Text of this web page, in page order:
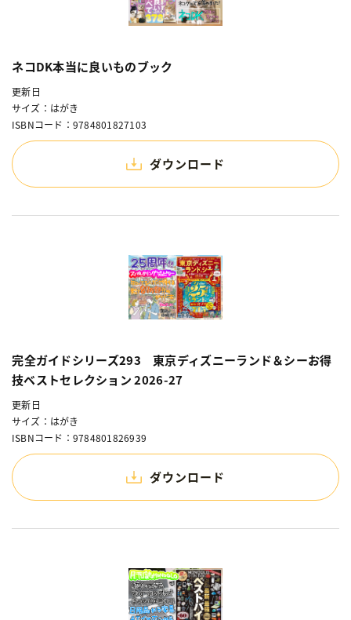
ネコDK本当に良いものブック
更新日
サイズ：はがき
ISBNコード：9784801827103
ダウンロード
完全ガイドシリーズ293 東京ディズニーランド＆シーお得
技ベストセレクション 2026-27
更新日
サイズ：はがき
ISBNコード：9784801826939
ダウンロード